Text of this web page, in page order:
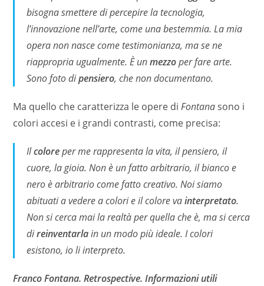
bisogna smettere di percepire la tecnologia,
l’innovazione nell’arte, come una bestemmia. La mia
opera non nasce come testimonianza, ma se ne
riappropria ugualmente. È unmezzoper fare arte.
Sono foto dipensiero, che non documentano.
Ma quello che caratterizza le opere diFontanasono i
colori accesi e i grandi contrasti, come precisa:
Ilcoloreper me rappresenta la vita, il pensiero, il
cuore, la gioia. Non è un fatto arbitrario, il bianco e
nero è arbitrario come fatto creativo. Noi siamo
abituati a vedere a colori e il colore vainterpretato.
Non si cerca mai la realtà per quella che è, ma si cerca
direinventarlain un modo più ideale. I colori
esistono, io li interpreto.
Franco Fontana. Retrospective. Informazioni utili